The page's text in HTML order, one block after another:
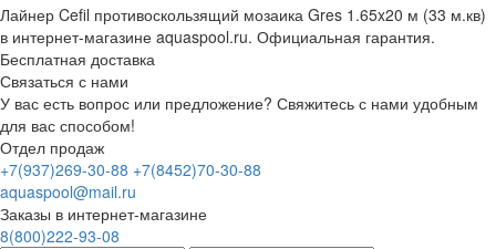
Лайнер Cefil противоскользящий мозаика Gres 1.65x20 м (33 м.кв)
в интернет-магазине aquaspool.ru. Официальная гарантия.
Бесплатная доставка
Связаться с нами
У вас есть вопрос или предложение? Свяжитесь с нами удобным
для вас способом!
Отдел продаж
+7(937)269-30-88 +7(8452)70-30-88
aquaspool@mail.ru
Заказы в интернет-магазине
8(800)222-93-08